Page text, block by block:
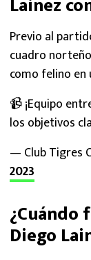
Previo al
cuadro
como felino
📹 ¡Equipo
los objetivos
— Club Tigres
2023
¿Cuándo
Diego